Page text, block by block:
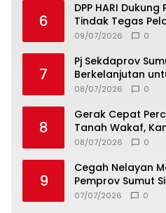
6
DPP HARI
Tindak Tegas
Tebang Pilih
09/07/2026 0
7
Pj Sekdaprov
Berkelanjutan
Qurani Berkarakter
08/07/2026 0
8
Gerak Cepat
Tanah Wakaf,
Lintas Instansi
08/07/2026 0
9
Cegah Nelayan
Pemprov Sumut
Strategis
07/07/2026 0